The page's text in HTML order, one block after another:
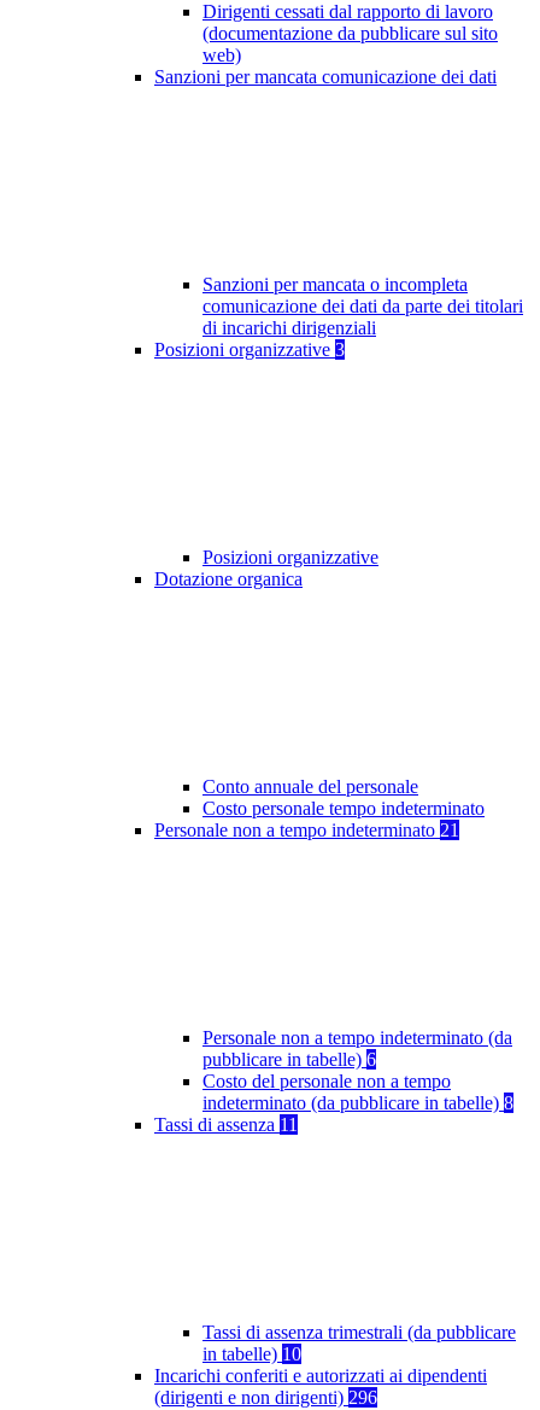
Dirigenti cessati dal rapporto di lavoro
(documentazione da pubblicare sul sito
web)
Sanzioni per mancata comunicazione dei dati
Sanzioni per mancata o incompleta
comunicazione dei dati da parte dei titolari
di incarichi dirigenziali
Posizioni organizzative 3
Posizioni organizzative
Dotazione organica
Conto annuale del personale
Costo personale tempo indeterminato
Personale non a tempo indeterminato 21
Personale non a tempo indeterminato (da
pubblicare in tabelle) 6
Costo del personale non a tempo
indeterminato (da pubblicare in tabelle) 8
Tassi di assenza 11
Tassi di assenza trimestrali (da pubblicare
in tabelle) 10
Incarichi conferiti e autorizzati ai dipendenti
(dirigenti e non dirigenti) 296